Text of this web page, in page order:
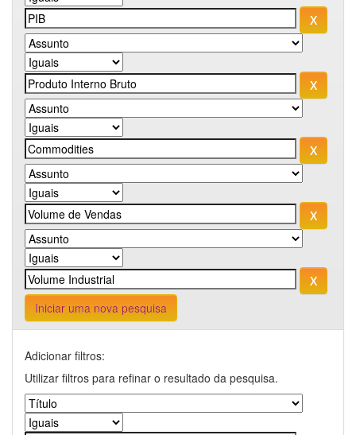
Iniciar uma nova pesquisa
Adicionar filtros:
Utilizar filtros para refinar o resultado da pesquisa.